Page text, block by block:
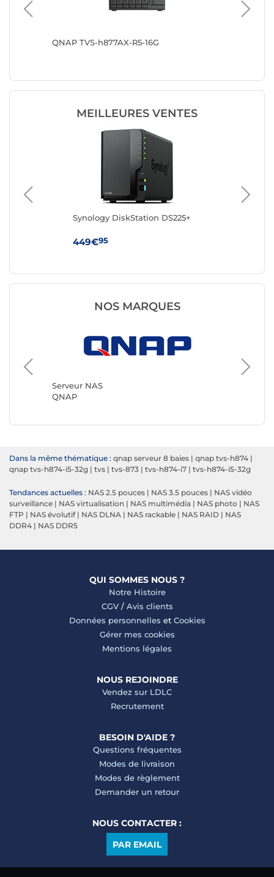
QNAP TVS-h877AX-R5-16G
MEILLEURES VENTES
Synology DiskStation DS225+
449€95
NOS MARQUES
Serveur NAS
QNAP
Serveur
Dans la même thématique : qnap serveur 8 baies | qnap tvs-h874 |
qnap tvs-h874-i5-32g | tvs | tvs-873 | tvs-h874-i7 | tvs-h874-i5-32g
Tendances actuelles : NAS 2.5 pouces | NAS 3.5 pouces | NAS vidéo
surveillance | NAS virtualisation | NAS multimédia | NAS photo | NAS
FTP | NAS évolutif| NAS DLNA | NAS rackable | NAS RAID | NAS
DDR4 | NAS DDR5
QUI SOMMES NOUS ?
Notre Histoire
CGV/ Avis clients
Données personnelles et Cookies
Gérer mes cookies
Mentions légales
NOUS REJOINDRE
Vendez sur LDLC
Recrutement
BESOIN D'AIDE ?
Questions fréquentes
Modes de livraison
Modes de règlement
Demander un retour
NOUS CONTACTER :
PAR EMAIL